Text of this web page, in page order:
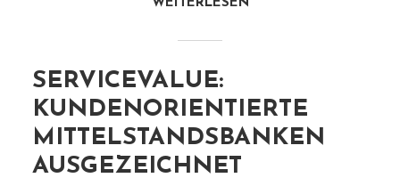
WEITERLESEN
SERVICEVALUE:
KUNDENORIENTIERTE
MITTELSTANDSBANKEN
AUSGEZEICHNET